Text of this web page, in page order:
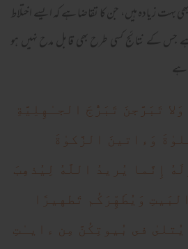
بہت زیادہ ہیں، جن کا تقاضا ہے کہ ایسے اختلاط
کے نتائج کسی طرح بھی قابل مدح نہیں ہو
ہے
تَبَرَّجنَ تَبَرُّجَ الجـٰهِلِيَّةِ
وَءاتينَ الزَّكو‌ٰةَ
إِنَّما يُريدُ اللَّهُ لِيُذهِبَ
وَيُطَهِّرَكُم تَطهيرًا
يُتلىٰ فى بُيوتِكُنَّ مِن ءايـٰتِ